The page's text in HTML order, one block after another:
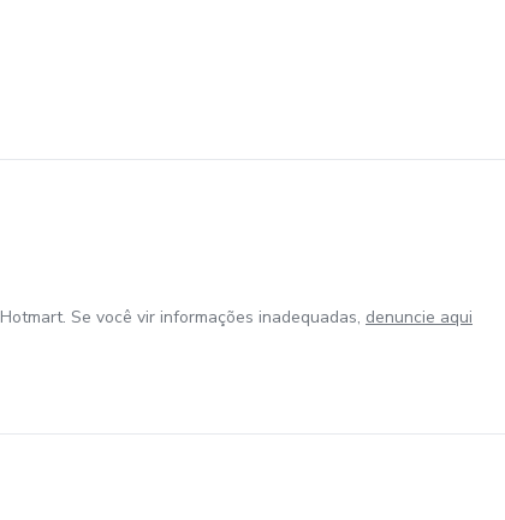
Se você vir informações inadequadas, denuncie aqui